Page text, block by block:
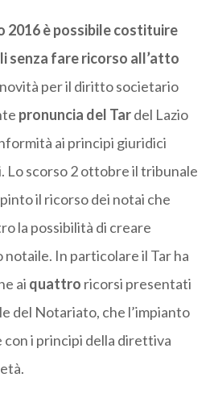
2016 è possibile costituire
senza fare ricorso all’atto
novità per il diritto societario
pronuncia del Tardel Lazio
ai principi giuridici
Lo scorso 2 ottobre il tribunale
il ricorso dei notai che
la possibilità di creare
notaile. In particolare il Tar ha
ai quattro ricorsi presentati
del Notariato, che l’impianto
i principi della direttiva